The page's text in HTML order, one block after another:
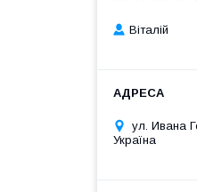
Віталій
ул. Ивана
Україна